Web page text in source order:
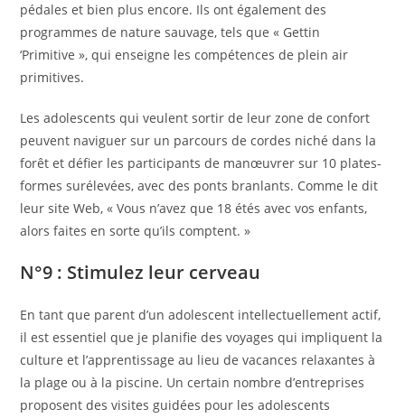
pédales et bien plus encore. Ils ont également des
programmes de nature sauvage, tels que « Gettin
‘Primitive », qui enseigne les compétences de plein air
primitives.
Les adolescents qui veulent sortir de leur zone de confort
peuvent naviguer sur un parcours de cordes niché dans la
forêt et défier les participants de manœuvrer sur 10 plates-
formes surélevées, avec des ponts branlants. Comme le dit
leur site Web, « Vous n’avez que 18 étés avec vos enfants,
alors faites en sorte qu’ils comptent. »
N°9 : Stimulez leur cerveau
En tant que parent d’un adolescent intellectuellement actif,
il est essentiel que je planifie des voyages qui impliquent la
culture et l’apprentissage au lieu de vacances relaxantes à
la plage ou à la piscine. Un certain nombre d’entreprises
proposent des visites guidées pour les adolescents